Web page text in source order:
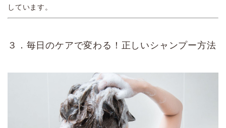
しています。
３．毎日のケアで変わる！正しいシャンプー方法